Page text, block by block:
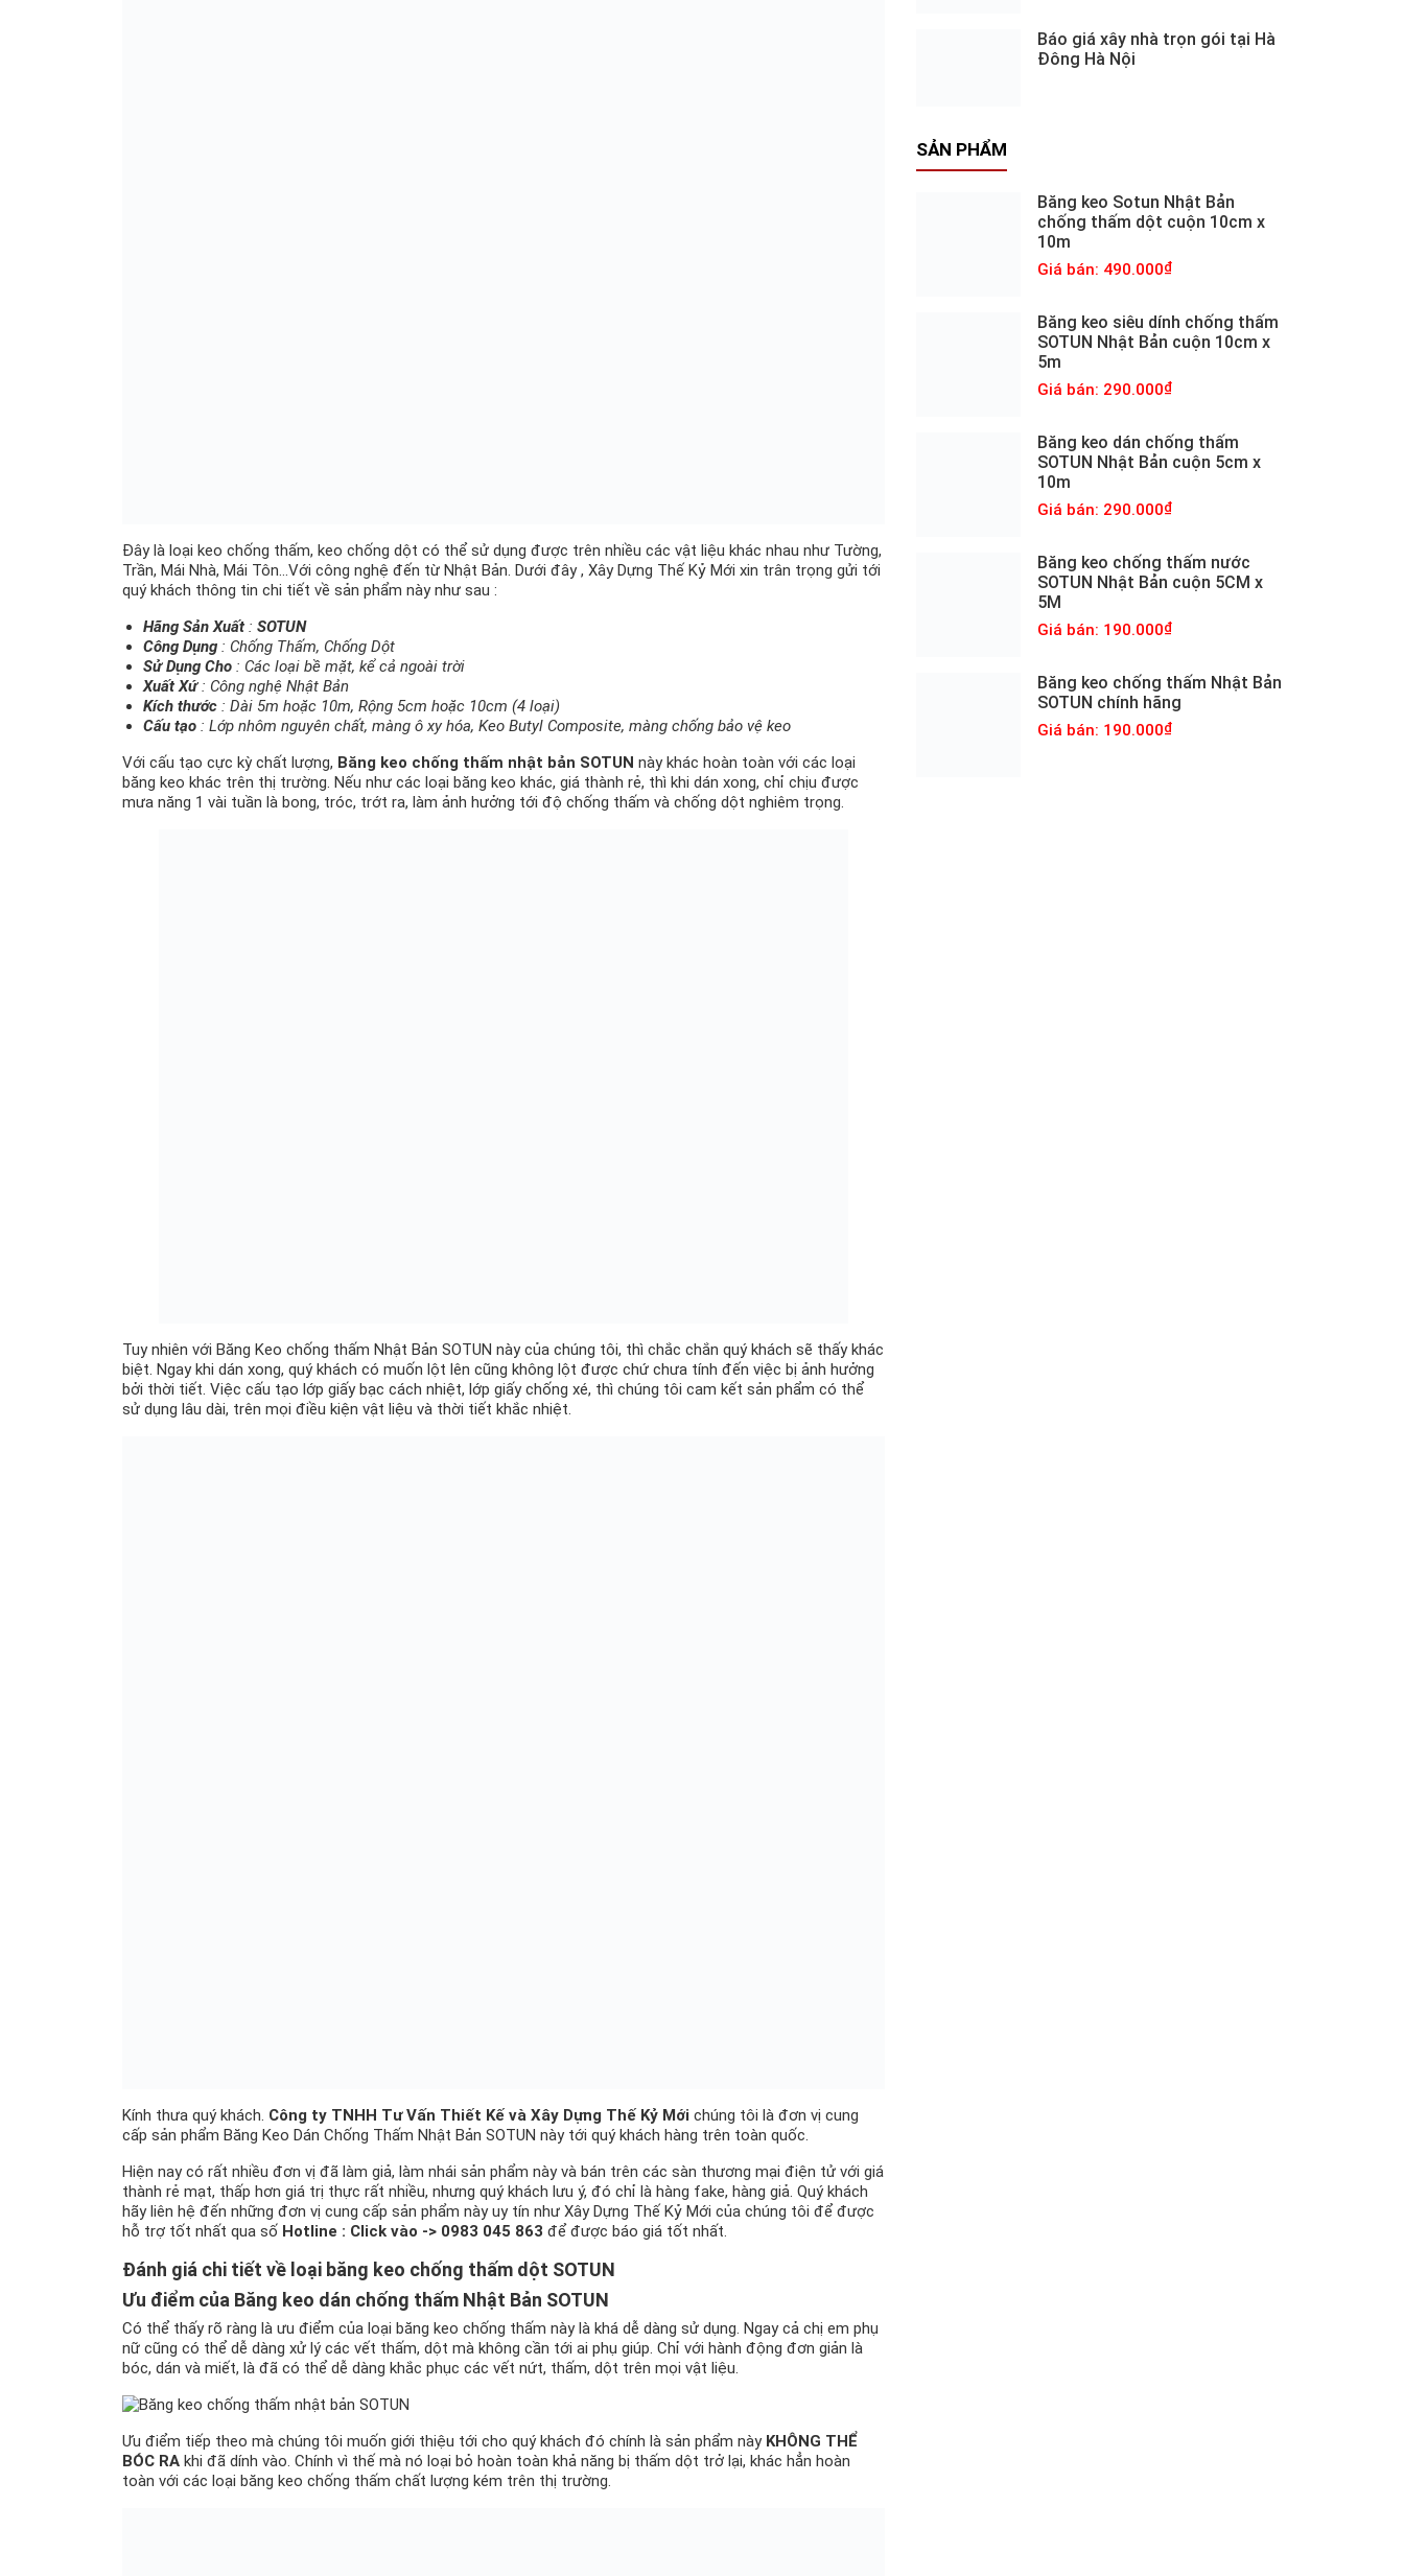
Đây là loại keo chống thấm, keo chống dột có thể sử dụng được trên nhiều các vật liệu khác nhau như Tường,
Trần, Mái Nhà, Mái Tôn…Với công nghệ đến từ Nhật Bản. Dưới đây , Xây Dựng Thế Kỷ Mới xin trân trọng gửi tới
quý khách thông tin chi tiết về sản phẩm này như sau :
Hãng Sản Xuất : SOTUN
Công Dụng : Chống Thấm, Chống Dột
Sử Dụng Cho : Các loại bề mặt, kể cả ngoài trời
Xuất Xứ: Công nghệ Nhật Bản
Kích thước : Dài 5m hoặc 10m, Rộng 5cm hoặc 10cm (4 loại)
Cấu tạo : Lớp nhôm nguyên chất, màng ô xy hóa, Keo Butyl Composite, màng chống bảo vệ keo
Với cấu tạo cực kỳ chất lượng, Băng keo chống thấm nhật bản SOTUN này khác hoàn toàn với các loại
băng keo khác trên thị trường. Nếu như các loại băng keo khác, giá thành rẻ, thì khi dán xong, chỉ chịu được
mưa năng 1 vài tuần là bong, tróc, trớt ra, làm ảnh hưởng tới độ chống thấm và chống dột nghiêm trọng.
Tuy nhiên với Băng Keo chống thấm Nhật Bản SOTUN này của chúng tôi, thì chắc chắn quý khách sẽ thấy khác
biệt. Ngay khi dán xong, quý khách có muốn lột lên cũng không lột được chứ chưa tính đến việc bị ảnh hưởng
bởi thời tiết. Việc cấu tạo lớp giấy bạc cách nhiệt, lớp giấy chống xé, thì chúng tôi cam kết sản phẩm có thể
sử dụng lâu dài, trên mọi điều kiện vật liệu và thời tiết khắc nhiệt.
Kính thưa quý khách. Công ty TNHH Tư Vấn Thiết Kế và Xây Dựng Thế Kỷ Mới chúng tôi là đơn vị cung
cấp sản phẩm Băng Keo Dán Chống Thấm Nhật Bản SOTUN này tới quý khách hàng trên toàn quốc.
Hiện nay có rất nhiều đơn vị đã làm giả, làm nhái sản phẩm này và bán trên các sàn thương mại điện tử với giá
thành rẻ mạt, thấp hơn giá trị thực rất nhiều, nhưng quý khách lưu ý, đó chỉ là hàng fake, hàng giả. Quý khách
hãy liên hệ đến những đơn vị cung cấp sản phẩm này uy tín như Xây Dựng Thế Kỷ Mới của chúng tôi để được
hỗ trợ tốt nhất qua số Hotline : Click vào -> 0983 045 863 để được báo giá tốt nhất.
Đánh giá chi tiết về loại băng keo chống thấm dột SOTUN
Ưu điểm của Băng keo dán chống thấm Nhật Bản SOTUN
Có thể thấy rõ ràng là ưu điểm của loại băng keo chống thấm này là khá dễ dàng sử dụng. Ngay cả chị em phụ
nữ cũng có thể dễ dàng xử lý các vết thấm, dột mà không cần tới ai phụ giúp. Chỉ với hành động đơn giản là
bóc, dán và miết, là đã có thể dễ dàng khắc phục các vết nứt, thấm, dột trên mọi vật liệu.
Ưu điểm tiếp theo mà chúng tôi muốn giới thiệu tới cho quý khách đó chính là sản phẩm này KHÔNG THỂ
BÓC RA khi đã dính vào. Chính vì thế mà nó loại bỏ hoàn toàn khả năng bị thấm dột trở lại, khác hẳn hoàn
toàn với các loại băng keo chống thấm chất lượng kém trên thị trường.
Báo giá xây nhà trọn gói tại Hà
Đông Hà Nội
SẢN PHẨM
Băng keo Sotun Nhật Bản
chống thấm dột cuộn 10cm x
10m
Giá bán: 490.000
Băng keo siêu dính chống thấm
SOTUN Nhật Bản cuộn 10cm x
5m
Giá bán: 290.000
Băng keo dán chống thấm
SOTUN Nhật Bản cuộn 5cm x
10m
Giá bán: 290.000
Băng keo chống thấm nước
SOTUN Nhật Bản cuộn 5CM x
5M
Giá bán: 190.000
Băng keo chống thấm Nhật Bản
SOTUN chính hãng
Giá bán: 190.000